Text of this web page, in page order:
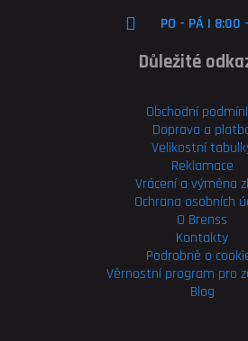
PO - PÁ | 8:00
Důležité
Obchodní
Doprava a
Velikostní
Reklamace
Vrácení a výměna
Ochrana osobních
O Brenss
Kontakty
Podrobně o
Věrnostní program pro
Blog